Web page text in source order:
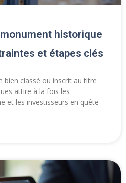
historique
et étapes clés
bien classé ou inscrit au titre
attire à la fois les
et les investisseurs en quête